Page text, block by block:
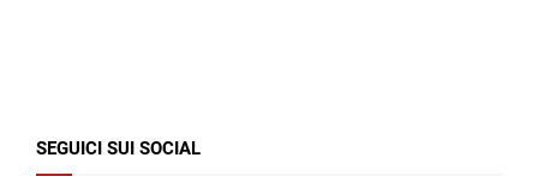
SEGUICI SUI SOCIAL